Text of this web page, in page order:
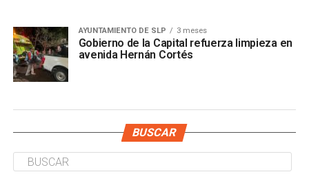
AYUNTAMIENTO DE SLP 3 meses
Gobierno de la Capital refuerza limpieza en
avenida Hernán Cortés
BUSCAR